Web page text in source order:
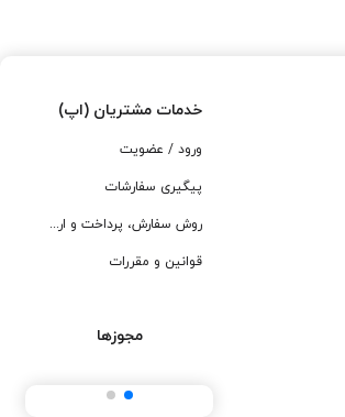
خدمات مشتریان (اپ)
ورود / عضویت
پیگیری سفارشات
روش سفارش، پرداخت و ارسال
قوانین و مقررات
مجوزها